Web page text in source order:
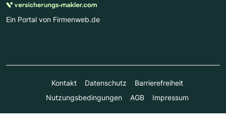
Ein Portal von Firmenweb.de
Kontakt Datenschutz
Barrierefreiheit
Nutzungsbedingungen
AGB Impressum